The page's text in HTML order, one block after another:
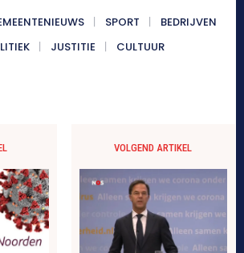
SPORT
BEDRIJVEN
JUSTITIE CULTUUR
VOLGEND ARTIKEL